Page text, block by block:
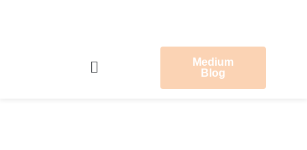
Medium
Blog